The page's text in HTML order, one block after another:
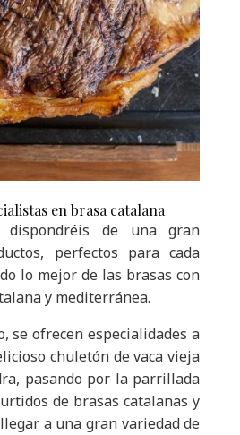
en brasa catalana
dispondréis de una gran
perfectos para cada
lo mejor de las brasas con
y mediterránea.
se ofrecen especialidades a
chuletón de vaca vieja
pasando por la parrillada
de brasas catalanas y
a una gran variedad de